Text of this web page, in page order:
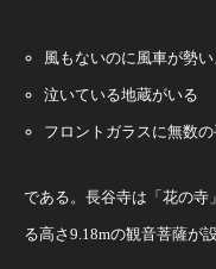
風もないのに風車が勢
泣いている地蔵がいる
フロントガラスに無数
である。長谷寺は「花の寺
る高さ9.18mの観音菩薩が